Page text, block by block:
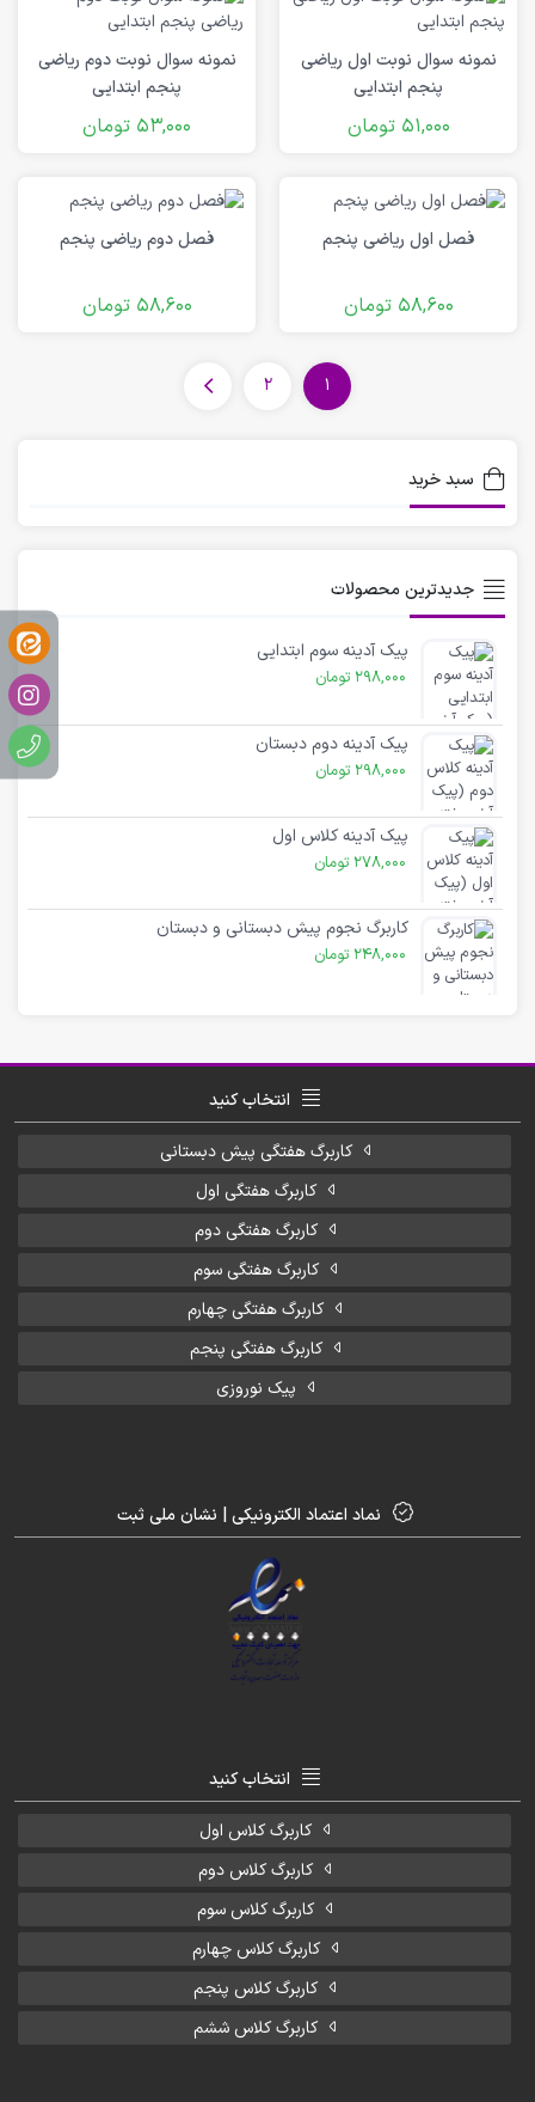
نمونه سوال نوبت اول ریاضی
پنجم ابتدایی
51,000 تومان
نمونه سوال نوبت دوم ریاضی
پنجم ابتدایی
53,000 تومان
فصل اول ریاضی پنجم
58,600 تومان
فصل دوم ریاضی پنجم
58,600 تومان
1
2
سبد خرید
جدیدترین محصولات
پیک آدینه سوم ابتدایی
298,000 تومان
پیک آدینه دوم دبستان
298,000 تومان
پیک آدینه کلاس اول
278,000 تومان
کاربرگ نجوم پیش دبستانی و دبستان
248,000 تومان
انتخاب کنید
کاربرگ هفتگی پیش دبستانی
کاربرگ هفتگی اول
کاربرگ هفتگی دوم
کاربرگ هفتگی سوم
کاربرگ هفتگی چهارم
کاربرگ هفتگی پنجم
پیک نوروزی
نماد اعتماد الکترونیکی | نشان ملی ثبت
انتخاب کنید
کاربرگ کلاس اول
کاربرگ کلاس دوم
کاربرگ کلاس سوم
کاربرگ کلاس چهارم
کاربرگ کلاس پنجم
کاربرگ کلاس ششم